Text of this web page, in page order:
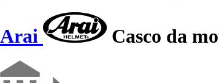
Arai Casco da